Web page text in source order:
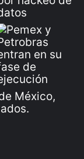
México,